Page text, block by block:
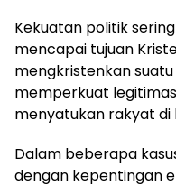
Kekuatan politik
mencapai tujuan
mengkristenkan
memperkuat
menyatukan rakyat di
Dalam beberapa
dengan kepentingan